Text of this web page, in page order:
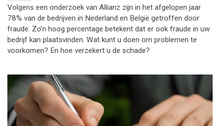
Volgens een onderzoek van Allianz zijn in het afgelopen jaar
78% van de bedrijven in Nederland en België getroffen door
fraude. Zo’n hoog percentage betekent dat er ook fraude in uw
bedrijf kan plaatsvinden. Wat kunt u doen om problemen te
voorkomen? En hoe verzekert u de schade?